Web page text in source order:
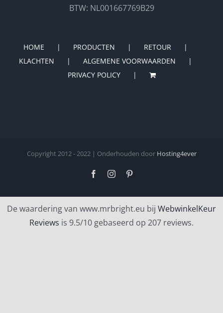
BTW: NL001667769B29
HOME PRODUCTEN
RETOUR
KLACHTEN
ALGEMENE VOORWAARDEN
PRIVACY POLICY
Copyright 2012 - 2022 | Onderhouden door Hosting4ever
FacebookInstagram
De waardering van www.mrbright.eu bij WebwinkelKeur
Reviews is 9.5/10 gebaseerd op 207 reviews.